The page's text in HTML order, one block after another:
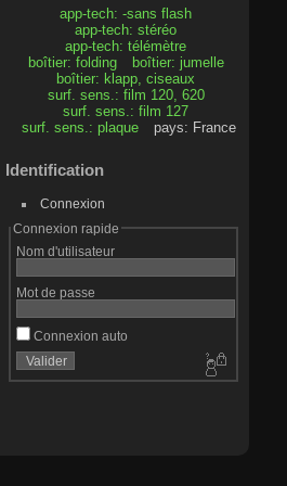
app-tech: -sans flash
app-tech: stéréo
app-tech: télémètre
boîtier: folding
boîtier: jumelle
boîtier: klapp, ciseaux
surf. sens.: film 120, 620
surf. sens.: film 127
surf. sens.: plaque
pays: France
Identification
Connexion
Connexion rapide
Nom d'utilisateur
Mot de passe
Connexion auto